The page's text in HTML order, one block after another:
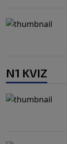
N1 KVIZ